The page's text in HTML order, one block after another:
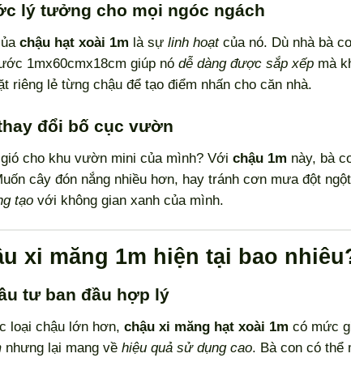
lý tưởng cho mọi ngóc ngách
chậu hạt xoài 1m là sự linh hoạtcủa nó. Dù nhà bà
1mx60cmx18cm giúp nó dễ dàng được sắp xếp mà
riêng lẻ từng chậu để tạo điểm nhấn cho căn nhà.
đổi bố cục vườn
cho khu vườn mini của mình? Với chậu 1m này, bà
cây đón nắng nhiều hơn, hay tránh cơn mưa đột
tạo với không gian xanh của mình.
xi măng 1m hiện tại bao
tư ban đầu hợp lý
loại chậu lớn hơn, chậu xi măng hạt xoài 1m có mức
nhưng lại mang về hiệu quả sử dụng cao. Bà con có thể